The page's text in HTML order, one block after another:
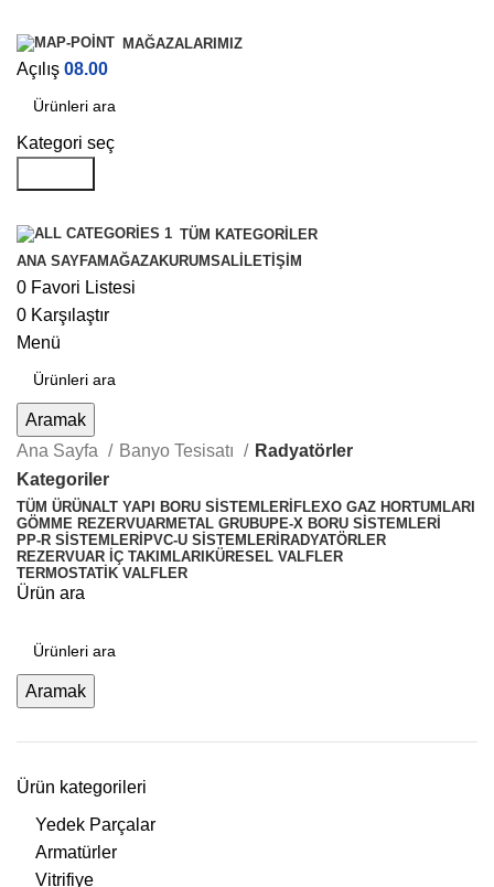
MAĞAZALARIMIZ
Açılış 08.00
Kategori seç
TÜM KATEGORILER
ANA SAYFAMAĞAZAKURUMSAL İLETIŞIM
0 Favori Listesi
0 Karşılaştır
Menü
Aramak
Ana Sayfa
Banyo Tesisatı
Radyatörler
Kategoriler
TÜM ÜRÜNALT YAPI BORU SISTEMLERI FLEXO GAZ HORTUMLARI
GÖMME REZERVUARMETAL GRUBUPE-X BORU SISTEMLERI
PP-R SISTEMLERI PVC-U SISTEMLERI RADYATÖRLER
REZERVUAR İÇ TAKIMLARI KÜRESEL VALFLER
TERMOSTATIK VALFLER
Ürün ara
Aramak
Ürün kategorileri
Yedek Parçalar
Armatürler
Vitrifiye